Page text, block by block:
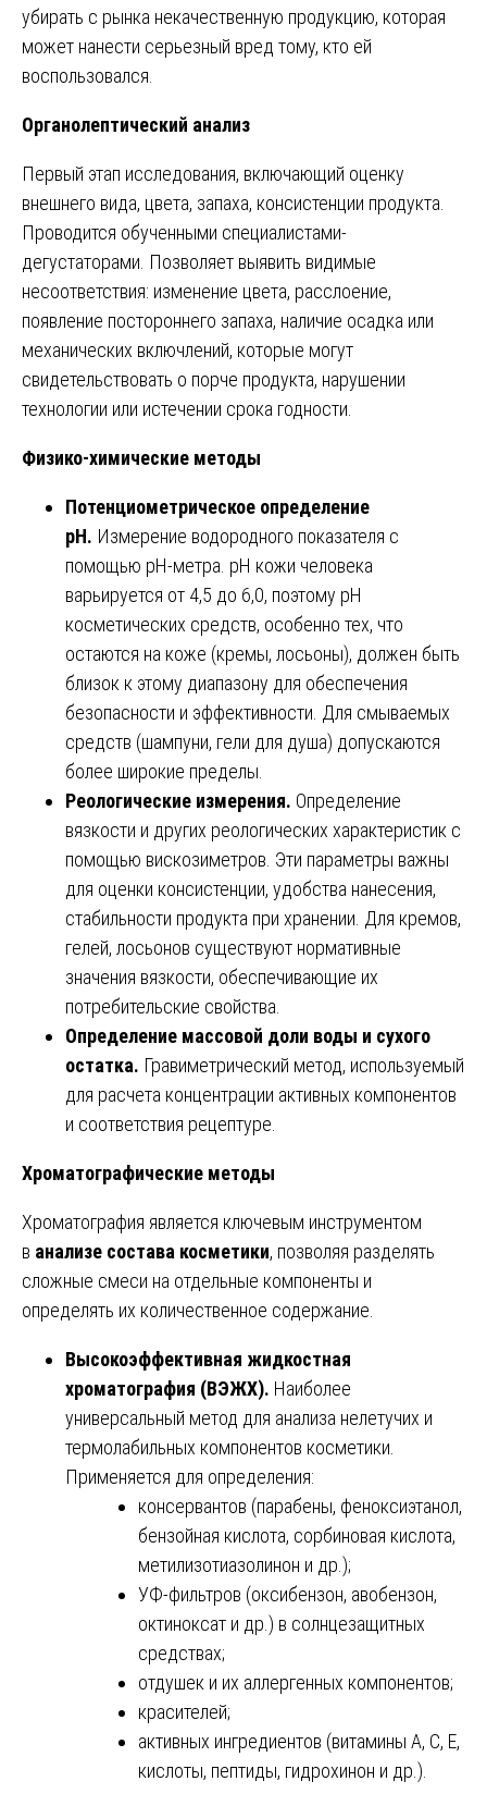
убирать с рынка некачественную продукцию, которая
может нанести серьезный вред тому, кто ей
воспользовался.
Органолептический анализ
Первый этап исследования, включающий оценку
внешнего вида, цвета, запаха, консистенции продукта.
Проводится обученными специалистами-
дегустаторами. Позволяет выявить видимые
несоответствия: изменение цвета, расслоение,
появление постороннего запаха, наличие осадка или
механических включлений, которые могут
свидетельствовать о порче продукта, нарушении
технологии или истечении срока годности.
Физико-химические методы
Потенциометрическое определение
pH. Измерение водородного показателя с
помощью pH-метра. pH кожи человека
варьируется от 4,5 до 6,0, поэтому pH
косметических средств, особенно тех, что
остаются на коже (кремы, лосьоны), должен быть
близок к этому диапазону для обеспечения
безопасности и эффективности. Для смываемых
средств (шампуни, гели для душа) допускаются
более широкие пределы.
Реологические измерения. Определение
вязкости и других реологических характеристик с
помощью вискозиметров. Эти параметры важны
для оценки консистенции, удобства нанесения,
стабильности продукта при хранении. Для кремов,
гелей, лосьонов существуют нормативные
значения вязкости, обеспечивающие их
потребительские свойства.
Определение массовой доли воды и сухого
остатка. Гравиметрический метод, используемый
для расчета концентрации активных компонентов
и соответствия рецептуре.
Хроматографические методы
Хроматография является ключевым инструментом
в анализе состава косметики, позволяя разделять
сложные смеси на отдельные компоненты и
определять их количественное содержание.
Высокоэффективная жидкостная
хроматография (ВЭЖХ). Наиболее
универсальный метод для анализа нелетучих и
термолабильных компонентов косметики.
Применяется для определения:
консервантов (парабены, феноксиэтанол,
бензойная кислота, сорбиновая кислота,
метилизотиазолинон и др.);
УФ-фильтров (оксибензон, авобензон,
октиноксат и др.) в солнцезащитных
средствах;
отдушек и их аллергенных компонентов;
красителей;
активных ингредиентов (витамины А, С, Е,
кислоты, пептиды, гидрохинон и др.).